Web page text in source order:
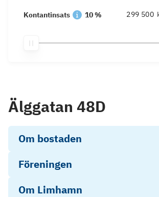
Kontantinsats 10 %
Älggatan 48D
Om bostaden
Föreningen
Om Limhamn